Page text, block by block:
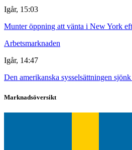
Igår, 15:03
Munter öppning att vänta i New York
Arbetsmarknaden
Igår, 14:47
Den amerikanska sysselsättningen
Marknadsöversikt